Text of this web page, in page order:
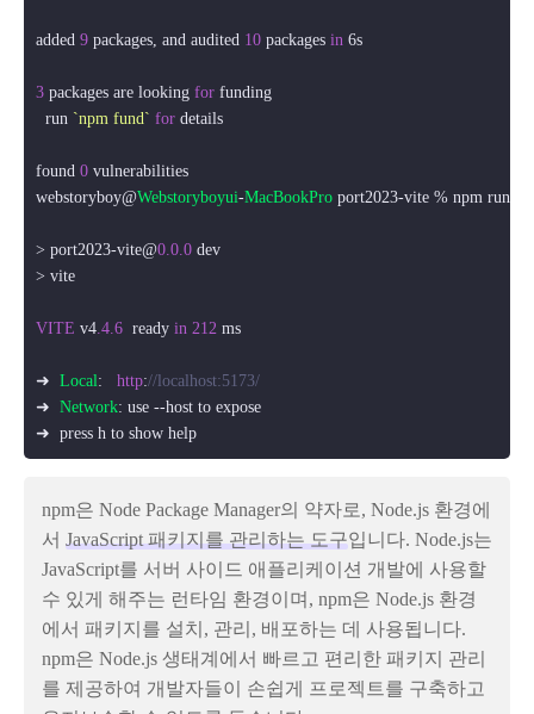
added 9 packages, and audited 10 packages in 6s
3 packages are looking for funding
  run
`npm fund` for details
found 0 vulnerabilities
webstoryboy@Webstoryboyui-MacBookPro port2023-vite % npm run
> port2023-vite@0.0.0 dev
> vite
VITE v4.4.6
  ready
in 212 ms
➜ Local: http://localhost:5173/
➜ Network: use --host to expose
➜  press h to show help
npm은 Node Package Manager의 약자로, Node.js 환경에
서 JavaScript 패키지를 관리하는 도구입니다. Node.js는
JavaScript를 서버 사이드 애플리케이션 개발에 사용할
수 있게 해주는 런타임 환경이며, npm은 Node.js 환경
에서 패키지를 설치, 관리, 배포하는 데 사용됩니다.
npm은 Node.js 생태계에서 빠르고 편리한 패키지 관리
를 제공하여 개발자들이 손쉽게 프로젝트를 구축하고